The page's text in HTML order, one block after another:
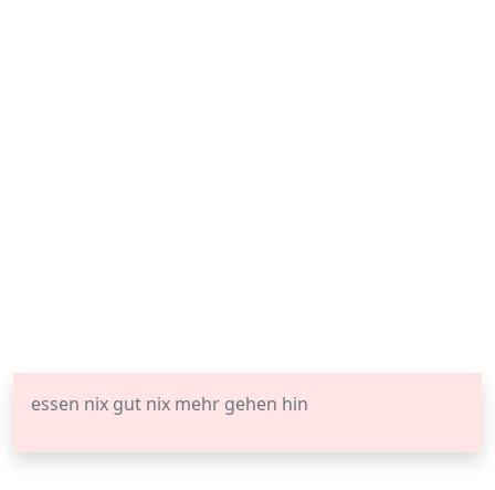
essen nix gut nix mehr gehen hin